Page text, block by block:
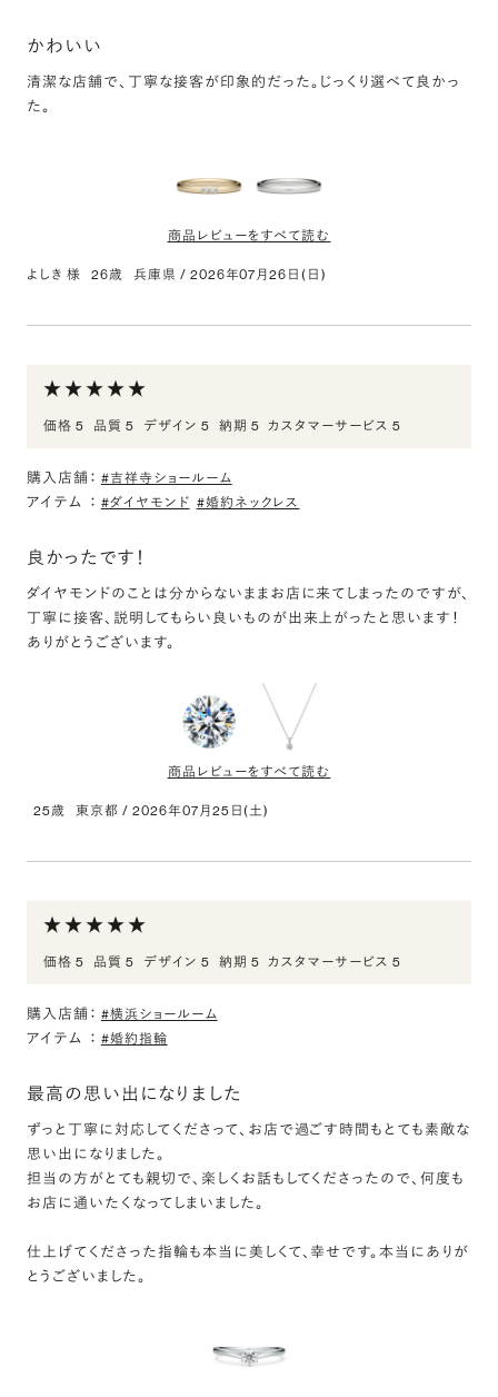
かわいい
清潔な店舗で、丁寧な接客が印象的だった。じっくり選べて良かっ
た。
商品レビューをすべて読む
リング 2.3mm 4-14
かわいい
シャンパンゴールドの色味が可愛かった。着け心地が良かった。、
PT950 オーバル リング 2.3mm 4-14
シンプル
質感、形、色味ともにシンプルでよかった。使いやすいデザインでし
た。
よしき 様 26歳 兵庫県 / 2026年07月26日(日)
価格 5 品質 5 デザイン 5 納期 5 カスタマーサービス 5
購入店舗： #吉祥寺ショールーム
アイテム ： #ダイヤモンド #婚約ネックレス
良かったです！
ダイヤモンドのことは分からないままお店に来てしまったのですが、
丁寧に接客、説明してもらい良いものが出来上がったと思います！
ありがとうございます。
商品レビューをすべて読む
キラキラ
キラキラしてて可愛かったです！！相手が喜んでくれると嬉しいで
PT950 1ポイント ダイヤモンド ストレート ペンダント
評価:
良い感じ！
普段身につけられるようにネックレスにしました。ダイヤモンドと良
い組み合わせになったと思います！
25歳 東京都 / 2026年07月25日(土)
価格 5 品質 5 デザイン 5 納期 5 カスタマーサービス 5
購入店舗： #横浜ショールーム
アイテム ： #婚約指輪
最高の思い出になりました
ずっと丁寧に対応してくださって、お店で過ごす時間もとても素敵な
思い出になりました。
担当の方がとても親切で、楽しくお話もしてくださったので、何度も
お店に通いたくなってしまいました。
仕上げてくださった指輪も本当に美しくて、幸せです。本当にありが
とうございました。